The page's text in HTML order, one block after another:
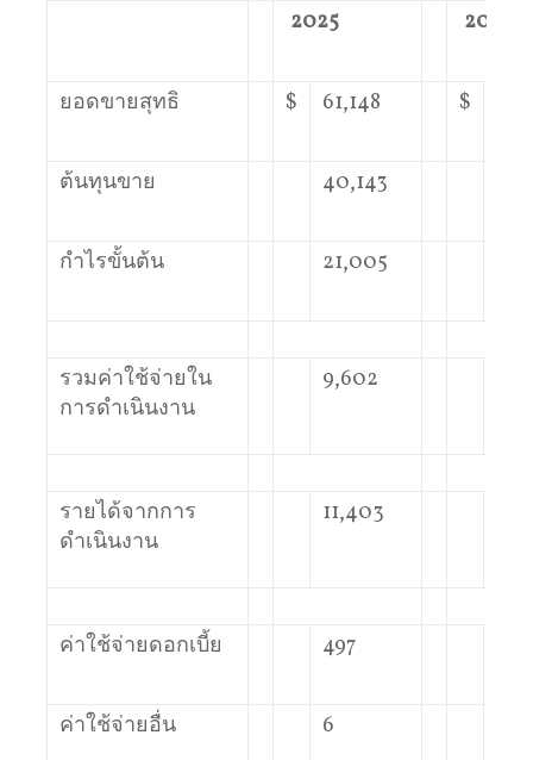
2025 2024
ยอดขายสุทธิ $ 61,148 $
ต้นทุนขาย 40,143
กำไรขั้นต้น 21,005
รวมค่าใช้จ่ายใน
การดำเนินงาน
9,602
รายได้จากการ
ดำเนินงาน
11,403
ค่าใช้จ่ายดอกเบี้ย 497
ค่าใช้จ่ายอื่น 6